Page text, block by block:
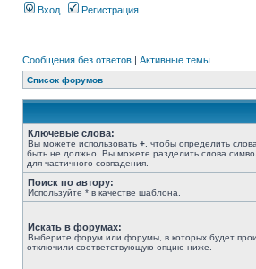
Вход Регистрация
Сообщения без ответов | Активные темы
Список форумов
Ключевые слова:
Вы можете использовать + , чтобы определить
быть не должно. Вы можете разделить слова
для частичного совпадения.
Поиск по автору:
Используйте * в качестве шаблона.
Искать в форумах:
Выберите форум или форумы, в которых будет
отключили соответствующую опцию ниже.